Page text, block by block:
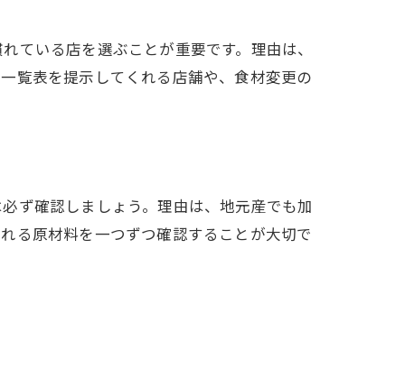
ている店を選ぶことが重要です。理由は、
覧表を提示してくれる店舗や、食材変更の
ず確認しましょう。理由は、地元産でも加
る原材料を一つずつ確認することが大切で